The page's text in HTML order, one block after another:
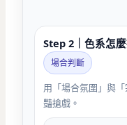
Step 2｜色系怎
場合判斷
用「場合氛圍」與
豔搶戲。